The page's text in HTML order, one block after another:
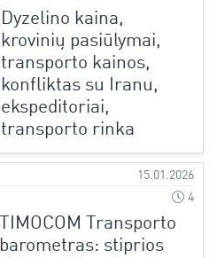
Dyzelino kaina,
krovinių pasiūlymai,
transporto kainos,
konfliktas su Iranu,
ekspeditoriai,
transporto rinka
15.01.2026
4
TIMOCOM Transporto
barometras: stiprios